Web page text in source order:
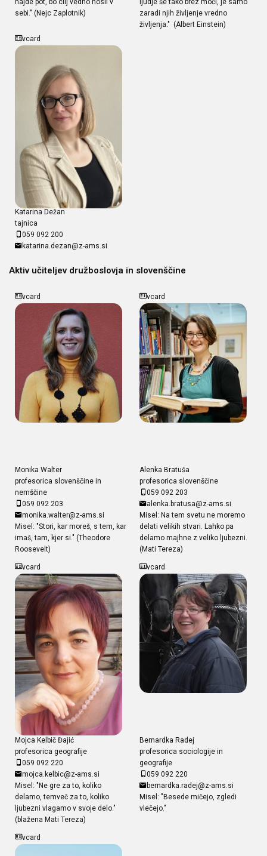
najde pot, bo cilj vedno nosil v
sebi." (Nejc Zaplotnik)
ljudje še tako brez moči, je samo
zaradi njih življenje vredno
življenja." (Albert Einstein)
vcard
Katarina Dežan
tajnica
059 092 200
katarina.dezan@z-ams.si
Aktiv učiteljev družboslovja in slovenščine
vcard
Monika Walter
profesorica slovenščine in
nemščine
059 092 203
monika.walter@z-ams.si
Misel: "Stori, kar moreš, s tem, kar
imaš, tam, kjer si." (Theodore
Roosevelt)
vcard
Alenka Bratuša
profesorica slovenščine
059 092 203
alenka.bratusa@z-ams.si
Misel: Na tem svetu ne moremo
delati velikih stvari. Lahko pa
delamo majhne z veliko ljubezni.
(Mati Tereza)
vcard
Mojca Kelbič Đajić
profesorica geografije
059 092 220
mojca.kelbic@z-ams.si
Misel: "Ne gre za to, koliko
delamo, temveč za to, koliko
ljubezni vlagamo v svoje delo."
(blažena Mati Tereza)
vcard
Bernardka Radej
profesorica sociologije in
geografije
059 092 220
bernardka.radej@z-ams.si
Misel: "Besede mičejo, zgledi
vlečejo."
vcard